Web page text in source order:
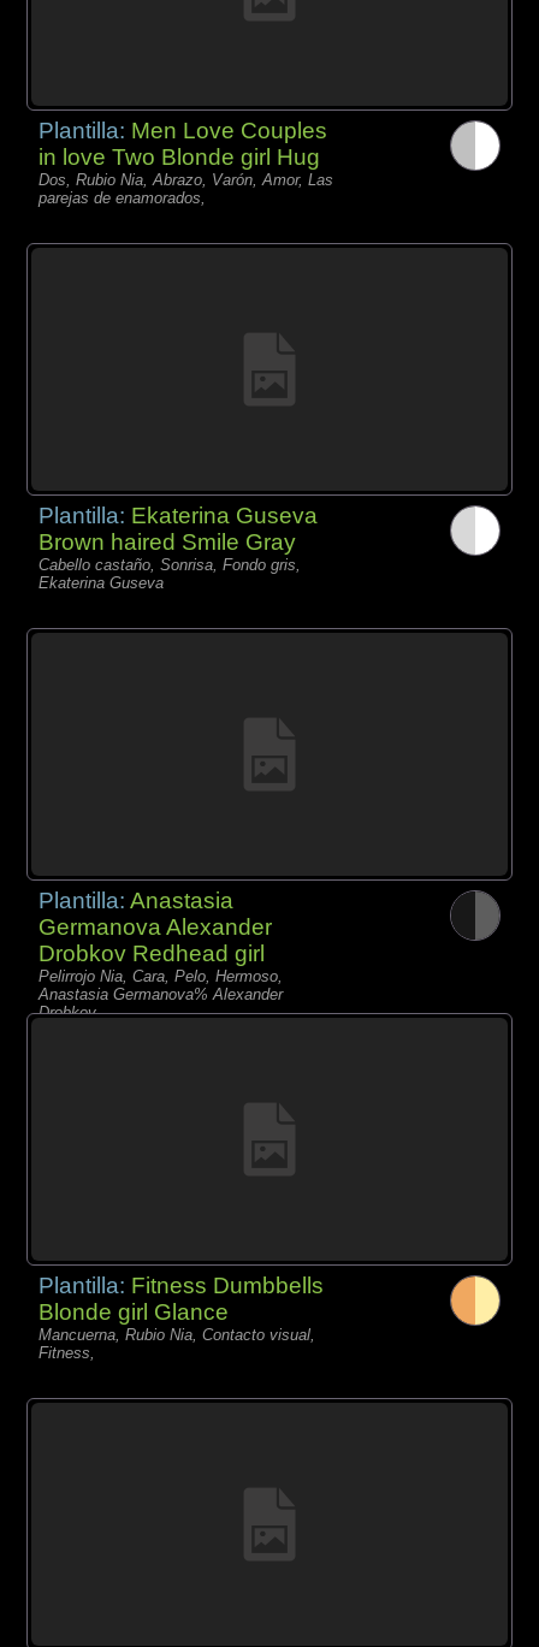
Plantilla: Men Love Couples
in love Two Blonde girl Hug
Dos, Rubio Nia, Abrazo, Varón, Amor, Las
parejas de enamorados,
Plantilla: Ekaterina Guseva
Brown haired Smile Gray
Cabello castaño, Sonrisa, Fondo gris,
Ekaterina Guseva
Plantilla:Anastasia
Germanova Alexander
Drobkov Redhead girl
Pelirrojo Nia, Cara, Pelo, Hermoso,
Anastasia Germanova% Alexander
Drobkov
Plantilla: Fitness Dumbbells
Blonde girl Glance
Mancuerna, Rubio Nia, Contacto visual,
Fitness,